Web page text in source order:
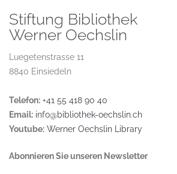
Stiftung Bibliothek
Werner Oechslin
Luegetenstrasse 11
8840 Einsiedeln
Telefon: +41 55 418 90 40
Email: info@bibliothek-oechslin.ch
Youtube: Werner Oechslin Library
Abonnieren Sie unseren Newsletter